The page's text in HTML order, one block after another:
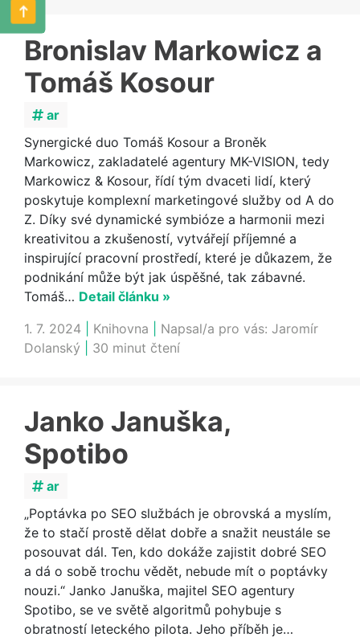
Bronislav Markowicz a
Tomáš Kosour
ar
Synergické duo Tomáš Kosour a Broněk
Markowicz, zakladatelé agentury MK-VISION, tedy
Markowicz & Kosour, řídí tým dvaceti lidí, který
poskytuje komplexní marketingové služby od A do
Z. Díky své dynamické symbióze a harmonii mezi
kreativitou a zkušeností, vytvářejí příjemné a
inspirující pracovní prostředí, které je důkazem, že
podnikání může být jak úspěšné, tak zábavné.
Tomáš… Detail článku »
1. 7. 2024
Knihovna Napsal/a pro vás: Jaromír
Dolanský
30 minut čtení
Janko Januška,
Spotibo
ar
„Poptávka po SEO službách je obrovská a myslím,
že to stačí prostě dělat dobře a snažit neustále se
posouvat dál. Ten, kdo dokáže zajistit dobré SEO
a dá o sobě trochu vědět, nebude mít o poptávky
nouzi.“ Janko Januška, majitel SEO agentury
Spotibo, se ve světě algoritmů pohybuje s
obratností leteckého pilota. Jeho příběh je…